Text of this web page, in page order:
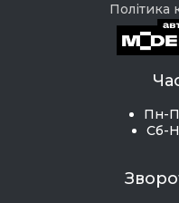
Політика
Пн-
Сб-